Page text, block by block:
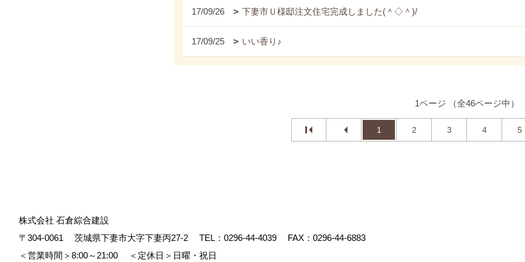
17/09/26 下妻市Ｕ様邸注文住宅完成しました(＾◇＾)/
17/09/25 いい香り♪
1ページ （全46ページ中）
1 2 3 4 5
株式会社 石倉綜合建設
〒304-0061
茨城県下妻市大字下妻丙27-2 TEL： 0296-44-4039
FAX：0296-44-6883
＜営業時間＞8:00～21:00
＜定休日＞日曜・祝日